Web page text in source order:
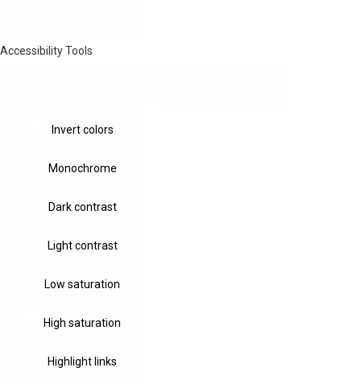
Accessibility Tools
Invert colors
Monochrome
Dark contrast
Light contrast
Low saturation
High saturation
Highlight links